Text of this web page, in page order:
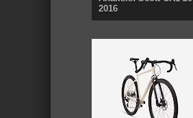
2016